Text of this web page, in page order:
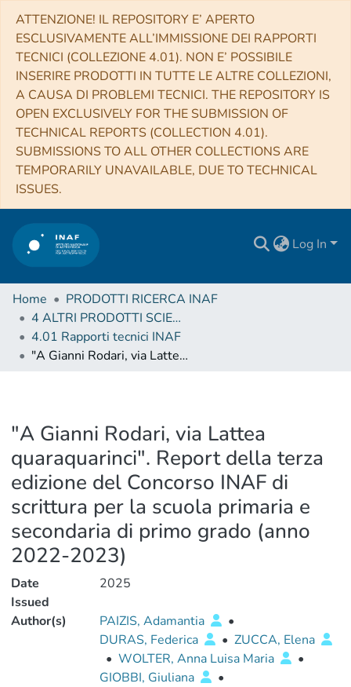
ATTENZIONE! IL REPOSITORY E’ APERTO
ESCLUSIVAMENTE ALL’IMMISSIONE DEI RAPPORTI
TECNICI (COLLEZIONE 4.01). NON E’ POSSIBILE
INSERIRE PRODOTTI IN TUTTE LE ALTRE COLLEZIONI,
A CAUSA DI PROBLEMI TECNICI. THE REPOSITORY IS
OPEN EXCLUSIVELY FOR THE SUBMISSION OF
TECHNICAL REPORTS (COLLECTION 4.01).
SUBMISSIONS TO ALL OTHER COLLECTIONS ARE
TEMPORARILY UNAVAILABLE, DUE TO TECHNICAL
ISSUES.
Log In
Home
PRODOTTI RICERCA INAF
4 ALTRI PRODOTTI SCIENTIFICI (Other scientific products)
4.01 Rapporti tecnici INAF
"A Gianni Rodari, via Lattea quaraquarinci". Report della terza edizione del Concorso INAF di scrittura per la scuola primaria e secondaria di primo grado (anno 2022-2023)
"A Gianni Rodari, via Lattea
quaraquarinci". Report della terza
edizione del Concorso INAF di
scrittura per la scuola primaria e
secondaria di primo grado (anno
2022-2023)
Date
Issued
2025
Author(s) PAIZIS, Adamantia
•
DURAS, Federica
• ZUCCA, Elena
• WOLTER, Anna Luisa Maria
•
GIOBBI, Giuliana
•